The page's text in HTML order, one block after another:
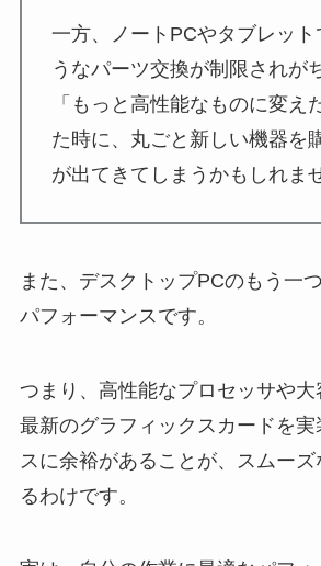
一方、ノートPCやタブレット
うなパーツ交換が制限されが
「もっと高性能なものに変え
た時に、丸ごと新しい機器を
が出てきてしまうかもしれま
また、デスクトップPCのもう一
パフォーマンスです。
つまり、高性能なプロセッサや大
最新のグラフィックスカードを
スに余裕があることが、スムー
るわけです。